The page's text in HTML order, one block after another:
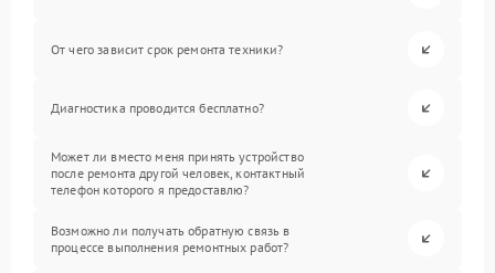
От чего зависит срок ремонта техники?
Диагностика проводится бесплатно?
Может ли вместо меня принять устройство
после ремонта другой человек, контактный
телефон которого я предоставлю?
Возможно ли получать обратную связь в
процессе выполнения ремонтных работ?